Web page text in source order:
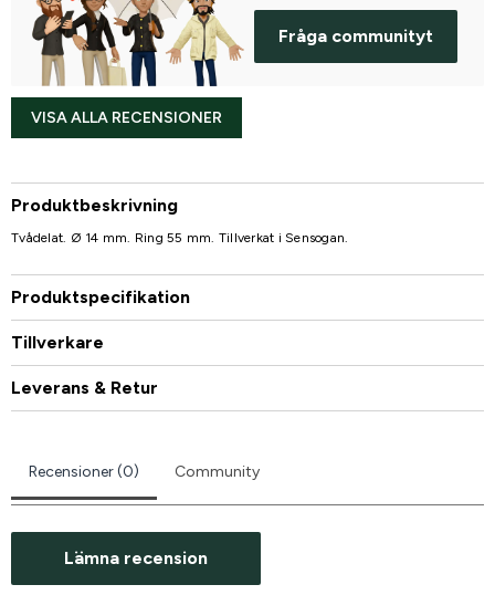
Fråga communityt
VISA ALLA RECENSIONER
Produktbeskrivning
Tvådelat. Ø 14 mm. Ring 55 mm. Tillverkat i Sensogan.
Produktspecifikation
Tillverkare
Leverans & Retur
Recensioner (0) Community
Lämna recension